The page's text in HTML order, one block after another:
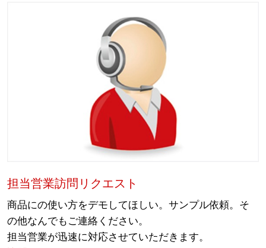
担当営業訪問リクエスト
商品にの使い方をデモしてほしい。サンプル依頼。そ
の他なんでもご連絡ください。
担当営業が迅速に対応させていただきます。